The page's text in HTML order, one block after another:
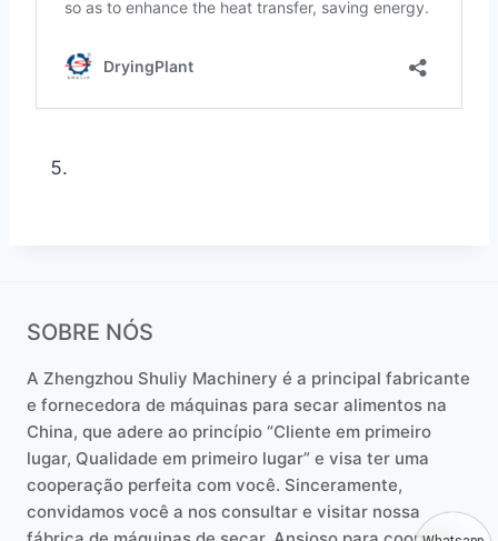
SOBRE NÓS
A Zhengzhou Shuliy Machinery é a principal fabricante
e fornecedora de máquinas para secar alimentos na
China, que adere ao princípio “Cliente em primeiro
lugar, Qualidade em primeiro lugar” e visa ter uma
cooperação perfeita com você. Sinceramente,
convidamos você a nos consultar e visitar nossa